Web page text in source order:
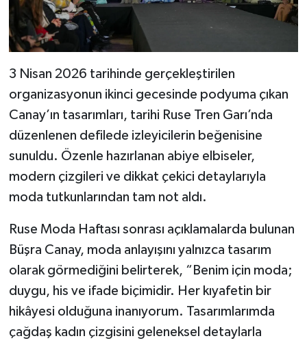
3 Nisan 2026 tarihinde gerçekleştirilen
organizasyonun ikinci gecesinde podyuma çıkan
Canay’ın tasarımları, tarihi Ruse Tren Garı’nda
düzenlenen defilede izleyicilerin beğenisine
sunuldu. Özenle hazırlanan abiye elbiseler,
modern çizgileri ve dikkat çekici detaylarıyla
moda tutkunlarından tam not aldı.
Ruse Moda Haftası sonrası açıklamalarda bulunan
Büşra Canay, moda anlayışını yalnızca tasarım
olarak görmediğini belirterek, “Benim için moda;
duygu, his ve ifade biçimidir. Her kıyafetin bir
hikâyesi olduğuna inanıyorum. Tasarımlarımda
çağdaş kadın çizgisini geleneksel detaylarla